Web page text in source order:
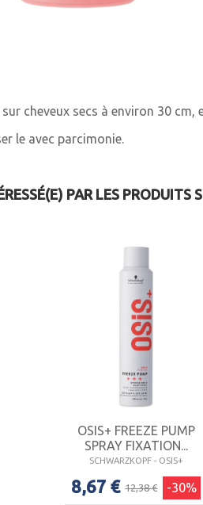
cheveux secs à environ 30
le avec parcimonie.
PAR LES PRODUITS
OSIS+ FREEZE PUMP
SPRAY FIXATION...
SCHWARZKOPF - OSIS+
8,67 € 12,38 € -30%